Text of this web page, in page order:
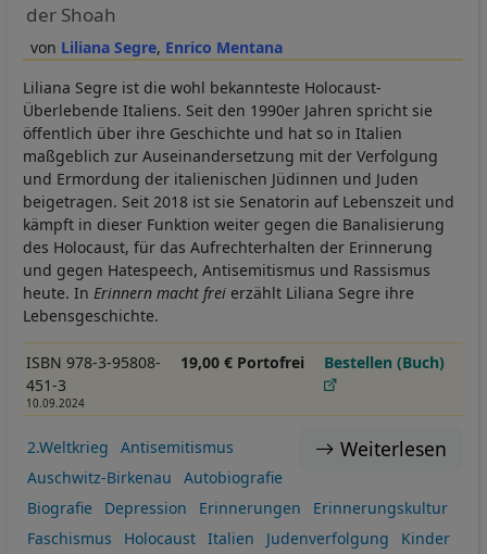
Liliana Segre Enrico Mentana
der Shoah
Liliana Segre ist die wohl bekannteste Holocaust-
Überlebende Italiens. Seit den 1990er Jahren spricht sie
öffentlich über ihre Geschichte und hat so in Italien
maßgeblich zur Auseinandersetzung mit der Verfolgung
und Ermordung der italienischen Jüdinnen und Juden
beigetragen. Seit 2018 ist sie Senatorin auf Lebenszeit und
kämpft in dieser Funktion weiter gegen die Banalisierung
des Holocaust, für das Aufrechterhalten der Erinnerung
und gegen Hatespeech, Antisemitismus und Rassismus
heute. In Erinnern macht frei erzählt Liliana Segre ihre
Lebensgeschichte.
ISBN 978-3-95808-
451-3
10.09.2024
19,00 € Portofrei Bestellen (Buch)
Weiterlesen
2.Weltkrieg
Antisemitismus
Auschwitz-Birkenau
Autobiografie
Biografie
Depression Erinnerungen
Erinnerungskultur
Faschismus
Holocaust Italien Judenverfolgung
Kinder